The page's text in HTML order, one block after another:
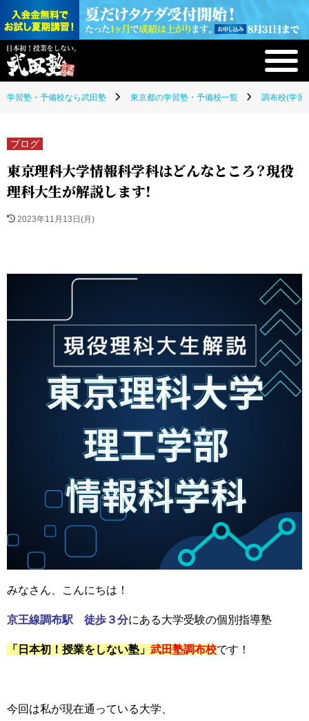
学習塾・予備校なら武田塾 東京都の学習塾・予備校一覧 調布校(学習
ブログ
東京理科大学情報科学科はどんなところ？現役
理科大生が解説します！
2023年11月13日(月)
みなさん、こんにちは！
京王線調布駅 徒歩３分にある大学受験の個別指導塾
「日本初！授業をしない塾」 武田塾調布校です！
今回は私が現在通っている大学、